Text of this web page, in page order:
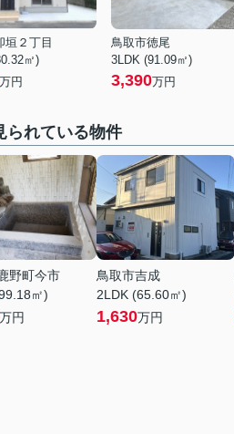
垣２丁目
㎡)
万円
鳥取市徳尾
3LDK (91.09㎡)
3,390万円
られている物件
野町今市
㎡)
万円
鳥取市吉成
2LDK (65.60㎡)
1,630万円